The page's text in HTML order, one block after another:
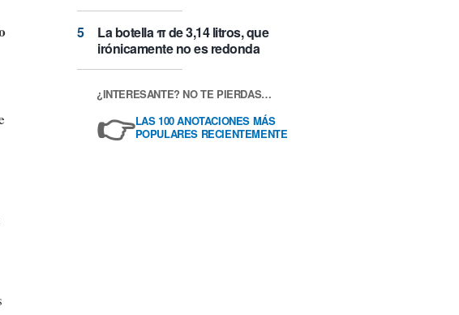
La botella π de 3,14 litros, que
irónicamente no es redonda
¿INTERESANTE? NO TE PIERDAS…
👉LAS 100 ANOTACIONES MÁS
POPULARES RECIENTEMENTE